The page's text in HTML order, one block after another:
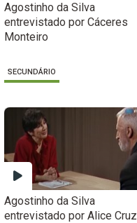
Agostinho da Silva
entrevistado por Cáceres
Monteiro
SECUNDÁRIO
Agostinho da Silva
entrevistado por Alice Cruz